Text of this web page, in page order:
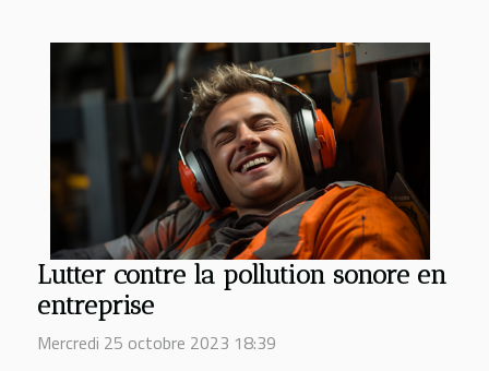
Lutter contre la pollution sonore en
entreprise
Mercredi 25 octobre 2023 18:39